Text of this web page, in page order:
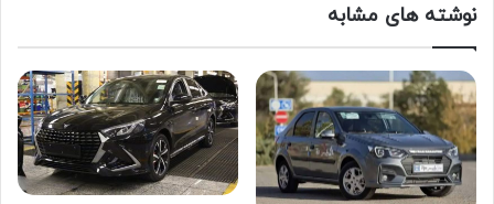
نوشته های مشابه